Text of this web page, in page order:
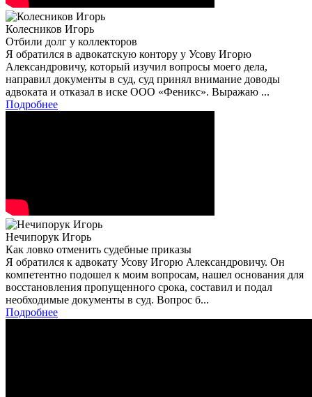
Колесников Игорь
Отбили долг у коллекторов
Я обратился в адвокатскую контору у Усову Игорю
Александровичу, который изучил вопросы моего дела,
направил документы в суд, суд принял внимание доводы
адвоката и отказал в иске ООО «Феникс». Выражаю ...
Подробнее
Нечипорук Игорь
Как ловко отменить судебные приказы
Я обратился к адвокату Усову Игорю Александровичу. Он
компетентно подошел к моим вопросам, нашел основания для
восстановления пропущенного срока, составил и подал
необходимые документы в суд. Вопрос б...
Подробнее